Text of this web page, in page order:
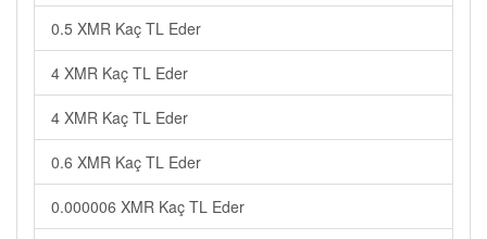
0.5 XMR Kaç TL Eder
4 XMR Kaç TL Eder
4 XMR Kaç TL Eder
0.6 XMR Kaç TL Eder
0.000006 XMR Kaç TL Eder